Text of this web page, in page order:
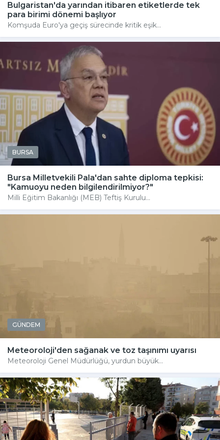
Bulgaristan'da yarından itibaren etiketlerde tek
para birimi dönemi başlıyor
Komşuda Euro'ya geçiş sürecinde kritik eşik...
BURSA
Bursa Milletvekili Pala'dan sahte diploma tepkisi:
"Kamuoyu neden bilgilendirilmiyor?"
Milli Eğitim Bakanlığı (MEB) Teftiş Kurulu...
GÜNDEM
Meteoroloji'den sağanak ve toz taşınımı uyarısı
Meteoroloji Genel Müdürlüğü, yurdun büyük...